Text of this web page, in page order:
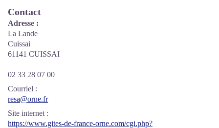
Contact
Adresse :
La Lande
Cuissai
61141 CUISSAI
02 33 28 07 00
Courriel :
resa@orne.fr
Site internet :
https://www.gites-de-france-orne.com/cgi.php?